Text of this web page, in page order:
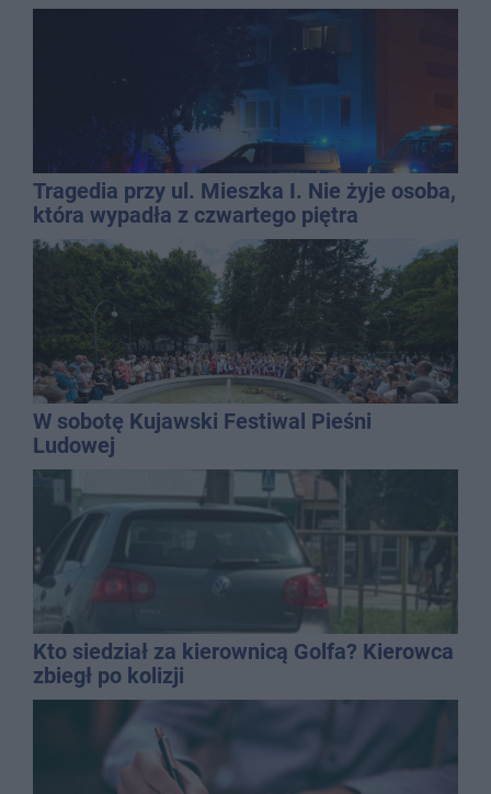
Tragedia przy ul. Mieszka I. Nie żyje osoba,
która wypadła z czwartego piętra
W sobotę Kujawski Festiwal Pieśni
Ludowej
Kto siedział za kierownicą Golfa? Kierowca
zbiegł po kolizji